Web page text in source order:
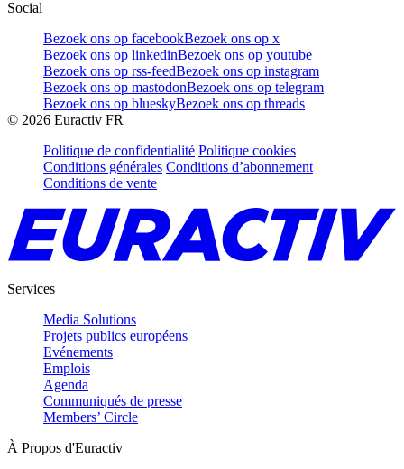
Social
Bezoek ons op facebookBezoek ons op x
Bezoek ons op linkedinBezoek ons op youtube
Bezoek ons op rss-feedBezoek ons op instagram
Bezoek ons op mastodonBezoek ons op telegram
Bezoek ons op blueskyBezoek ons op threads
© 2026 Euractiv FR
Politique de confidentialité Politique cookies
Conditions générales Conditions d’abonnement
Conditions de vente
Services
Media Solutions
Projets publics européens
Evénements
Emplois
Agenda
Communiqués de presse
Members’ Circle
À Propos d'Euractiv